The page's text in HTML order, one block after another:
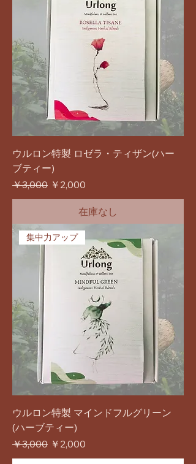
ウルロン特製 ロゼラ・ティザン(ハー
ブティー)
通常価格
￥3,000 セール価格
￥2,000
在庫なし
集中力アップ
ウルロン特製 マインドフルグリーン
(ハーブティー)
通常価格
￥3,000 セール価格
￥2,000